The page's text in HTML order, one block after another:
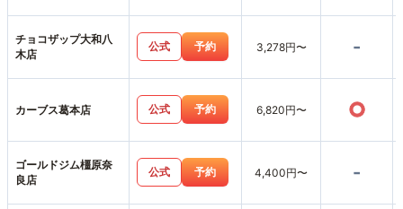
チョコザップ大和八
木店
公式 予約 3,278円〜 -
カーブス葛本店 公式 予約 6,820円〜 ○
ゴールドジム橿原奈
良店
公式 予約 4,400円〜 -